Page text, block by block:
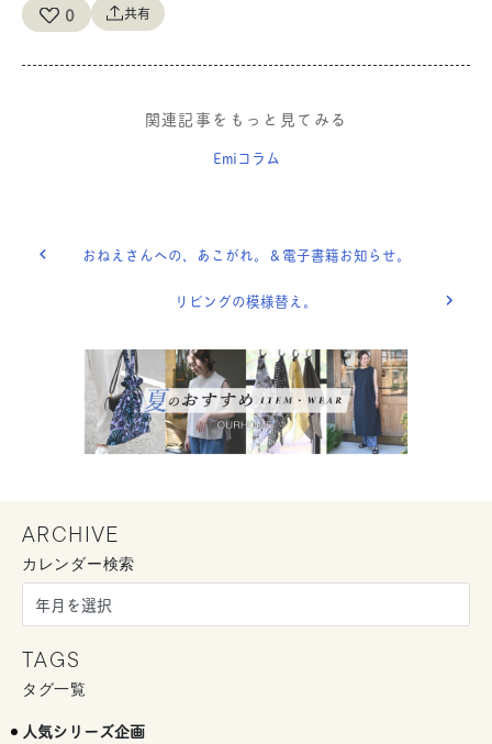
0 共有
関連記事をもっと見てみる
Emiコラム
おねえさんへの、あこがれ。＆電子書籍お知らせ。
リビングの模様替え。
ARCHIVE
カレンダー検索
TAGS
タグ一覧
人気シリーズ企画